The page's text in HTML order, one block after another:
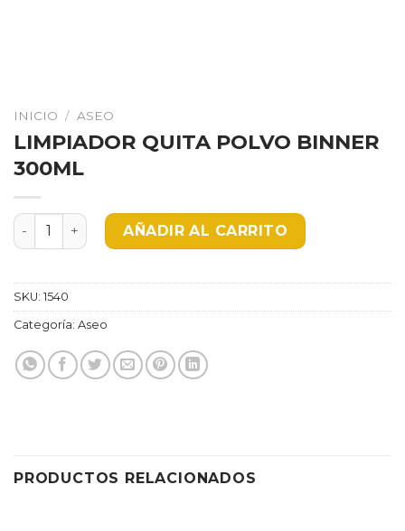
INICIO / ASEO
LIMPIADOR QUITA POLVO BINNER
300ML
LIMPIADOR QUITA POLVO BINNER 300ML cantidad
AÑADIR AL CARRITO
SKU: 1540
Categoría: Aseo
PRODUCTOS RELACIONADOS